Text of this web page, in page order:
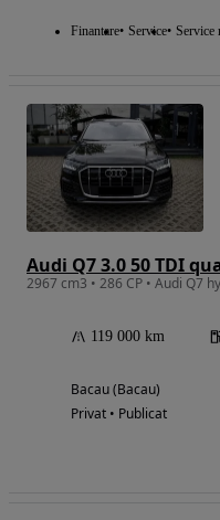
Finantare Service Service
Audi Q7 3.0 50 TDI
119 000 km
Bacau (Bacau)
Privat • Publicat